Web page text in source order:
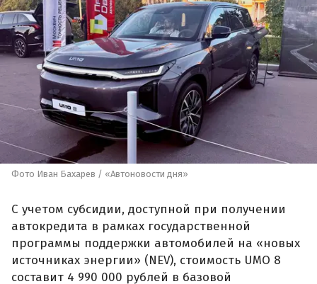
Фото Иван Бахарев / «Автоновости дня»
С учетом субсидии, доступной при получении
автокредита в рамках государственной
программы поддержки автомобилей на «новых
источниках энергии» (NEV), стоимость UMO 8
составит 4 990 000 рублей в базовой